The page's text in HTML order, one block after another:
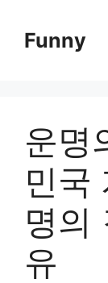
contentFunny
운명
민국
명의
유